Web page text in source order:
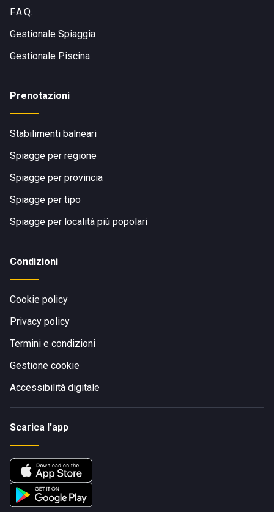
F.A.Q.
Gestionale Spiaggia
Gestionale Piscina
Prenotazioni
Stabilimenti balneari
Spiagge per regione
Spiagge per provincia
Spiagge per tipo
Spiagge per località più popolari
Condizioni
Cookie policy
Privacy policy
Termini e condizioni
Gestione cookie
Accessibilità digitale
Scarica l'app